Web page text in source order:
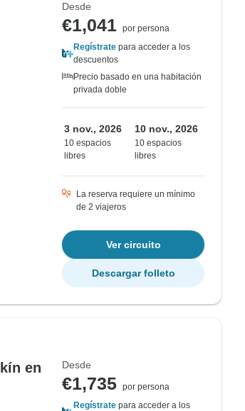
Desde
€1,041 por persona
Regístrate para acceder a los
descuentos
Precio basado en una habitación
privada doble
3 nov., 2026
10 espacios
libres
10 nov., 2026
10 espacios
libres
La reserva requiere un mínimo
de 2 viajeros
Ver circuito
Descargar folleto
en
Desde
€1,735 por persona
Regístrate para acceder a los